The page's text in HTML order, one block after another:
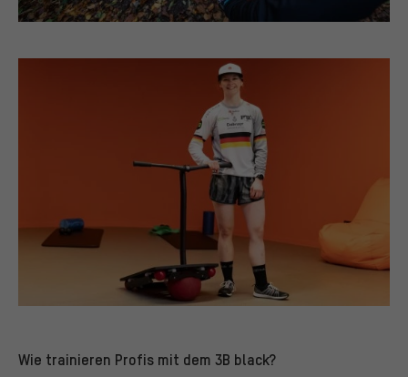
Wie trainieren Profis mit dem 3B black?